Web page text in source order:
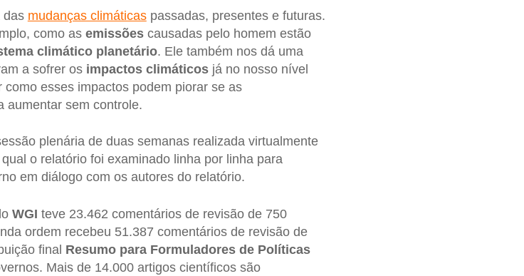
das mudanças climáticaspassadas, presentes e futuras.
como as emissõescausadas pelo homem estão
climático planetário. Ele também nos dá uma
a sofrer os impactos climáticosjá no nosso nível
como esses impactos podem piorar se as
aumentar sem controle.
plenária de duas semanas realizada virtualmente
o relatório foi examinado linha por linha para
em diálogo com os autores do relatório.
WGI teve 23.462 comentários de revisão de 750
ordem recebeu 51.387 comentários de revisão de
final Resumo para Formuladores de Políticas
Mais de 14.000 artigos científicos são